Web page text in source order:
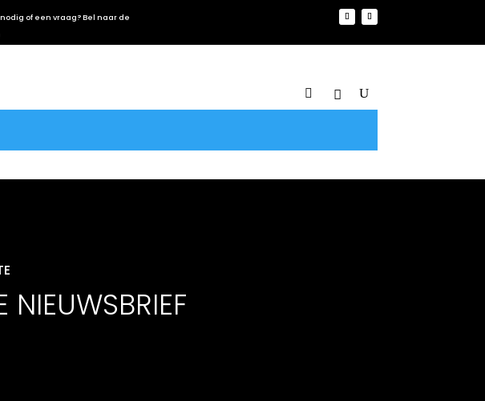
of een vraag? Bel naar de